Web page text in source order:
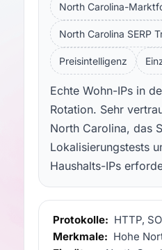
North Carolina-
North Carolina SERP
Preisintelligenz
Echte Wohn-IPs in
Rotation. Sehr
North Carolina, das
Lokalisierungstests
Haushalts-IPs
Protokolle: HTTP,
Merkmale: Hohe